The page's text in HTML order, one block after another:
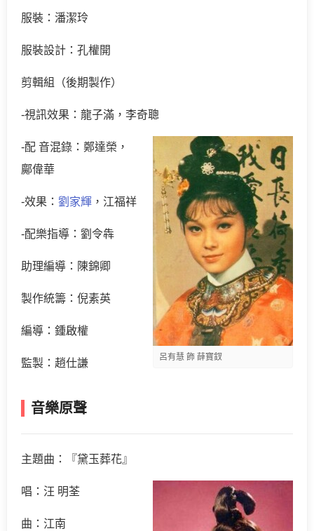
服裝：潘潔玲
服裝設計：孔權開
剪輯組（後期製作）
-視訊效果：龍子滿，李奇聰
呂有慧 飾 薛寶釵
-配 音混錄：鄭達榮，
鄺偉華
-效果： 劉家輝 ，江福祥
-配樂指導：劉令犇
助理編導：陳錦卿
製作統籌：倪素英
編導：鍾啟權
監製：趙仕謙
音樂原聲
主題曲：『黛玉葬花』
唱：汪 明荃
曲：江南